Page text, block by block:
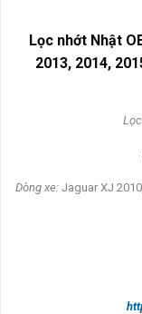
Lọc nhớt Nhật
2013, 2014,
L
Dòng xe: Jaguar XJ